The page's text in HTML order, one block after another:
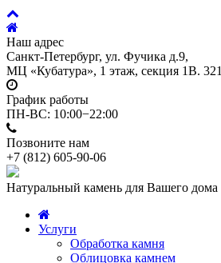
Наш адрес
Санкт-Петербург, ул. Фучика д.9,
МЦ «Кубатура», 1 этаж, секция 1В. 321
График работы
ПН-ВС: 10:00−22:00
Позвоните нам
+7 (812) 605-90-06
Натуральный камень для Вашего дома
Услуги
Обработка камня
Облицовка камнем